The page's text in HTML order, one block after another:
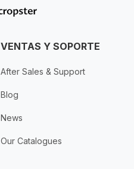
VENTAS Y SOPORTE
After Sales & Support
Blog
News
Our Catalogues